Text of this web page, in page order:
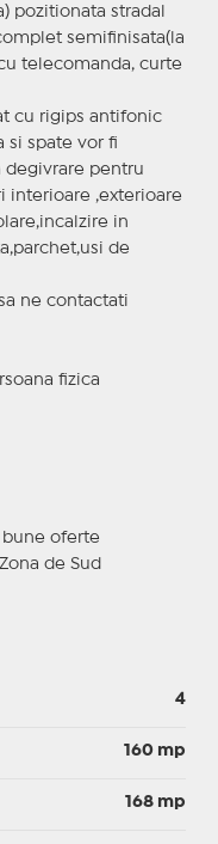
pozitionata stradal
semifinisata(la
telecomanda, curte
cu rigips antifonic
si spate vor fi
degivrare pentru
interioare ,exterioare
in
de
ne contactati
fizica
oferte
de Sud
4
160 mp
168 mp